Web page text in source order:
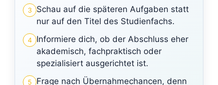
3
Schau auf die späteren Aufgaben statt
nur auf den Titel des Studienfachs.
4
Informiere dich, ob der Abschluss eher
akademisch, fachpraktisch oder
spezialisiert ausgerichtet ist.
5 Frage nach Übernahmechancen, denn